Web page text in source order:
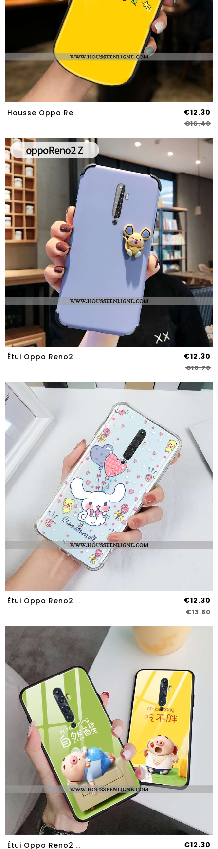
Housse Oppo Reno2 Z Tendance Téléphone Portable Net Rouge Nouveau Rond Coque Jaune €12.30
€16.40
Étui Oppo Reno2 Z Charmant Ultra Silicone Coque Tendance Amoureux Téléphone Portable Bleu €12.30
€16.70
Étui Oppo Reno2 Z Protection Transparent Incassable Légère Blanc Personnalité Créatif Blanche €12.30
€13.80
Étui Oppo Reno2 Z Fluide Doux Silicone Nouveau Net Rouge Incassable Marque Amoureux Verte €12.30